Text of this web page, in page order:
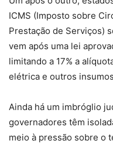
ICMS (Imposto sobre
Prestação de Serviços)
vem após uma lei
limitando a 17% a
elétrica e outros
Ainda há um imbróglio
governadores têm
meio à pressão sobre o